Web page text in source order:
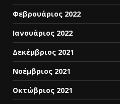
Φεβρουάριος 2022
Ιανουάριος 2022
Δεκέμβριος 2021
Νοέμβριος 2021
Οκτώβριος 2021